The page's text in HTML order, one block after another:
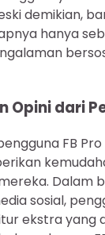
demikian,
hanya
Opini dari
FB
Dalam
sosial,
ekstra yang